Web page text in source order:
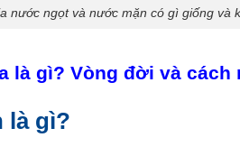
nước ngọt và nước mặn có gì giống và
là gì? Vòng đời và cách
là gì?